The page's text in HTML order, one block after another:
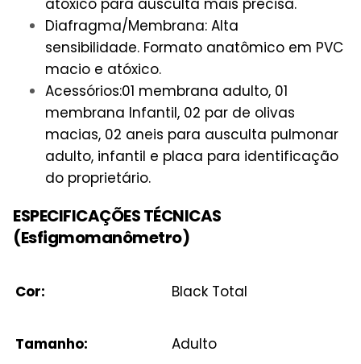
atóxico para ausculta mais precisa.
Diafragma/Membrana: Alta
sensibilidade. Formato anatômico em PVC
macio e atóxico.
Acessórios:01 membrana adulto, 01
membrana Infantil, 02 par de olivas
macias, 02 aneis para ausculta pulmonar
adulto, infantil e placa para identificação
do proprietário.
ESPECIFICAÇÕES TÉCNICAS
(Esfigmomanômetro)
Cor: Black Total
Tamanho: Adulto